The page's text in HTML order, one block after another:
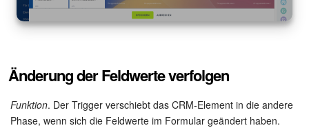
KOSTENFREI STARTEN
Änderung der Feldwerte verfolgen
Funktion. Der Trigger verschiebt das CRM-Element in die andere
Phase, wenn sich die Feldwerte im Formular geändert haben.